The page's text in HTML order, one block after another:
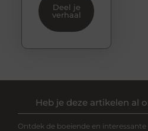
Deel je
verhaal
Heb je deze artikelen al
Ontdek de boeiende en